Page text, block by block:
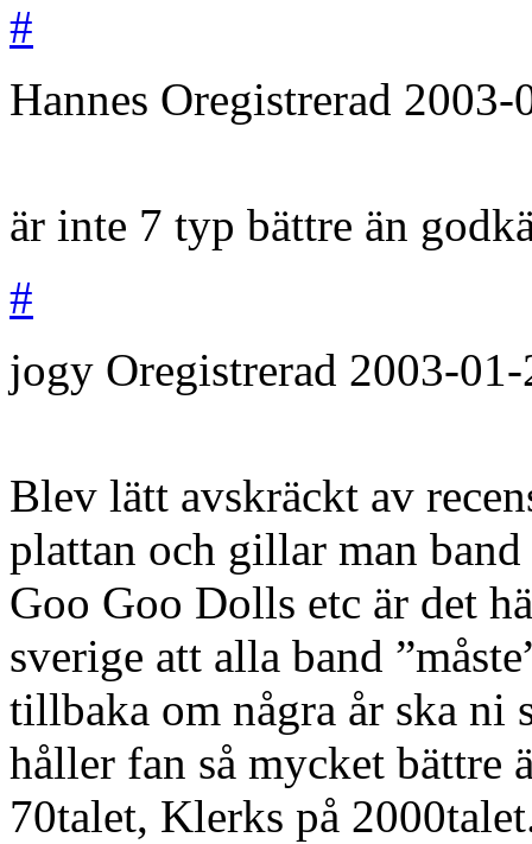
#
Hannes Oregistrerad 2003-
är inte 7 typ bättre än
#
jogy Oregistrerad 2003-
Blev lätt avskräckt av
plattan och gillar man
Goo Goo Dolls etc är det
sverige att alla band
tillbaka om några år ska ni
håller fan så mycket bättre
70talet, Klerks på